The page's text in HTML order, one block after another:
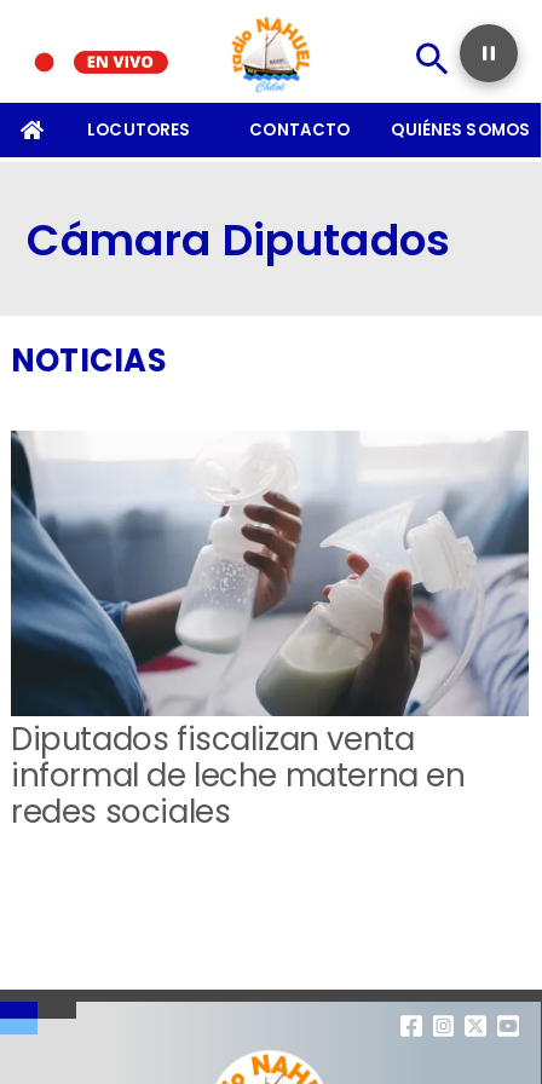
LOCUTORES CONTACTO QUIÉNES SOMOS
Cámara Diputados
NOTICIAS
Diputados fiscalizan venta
informal de leche materna en
redes sociales